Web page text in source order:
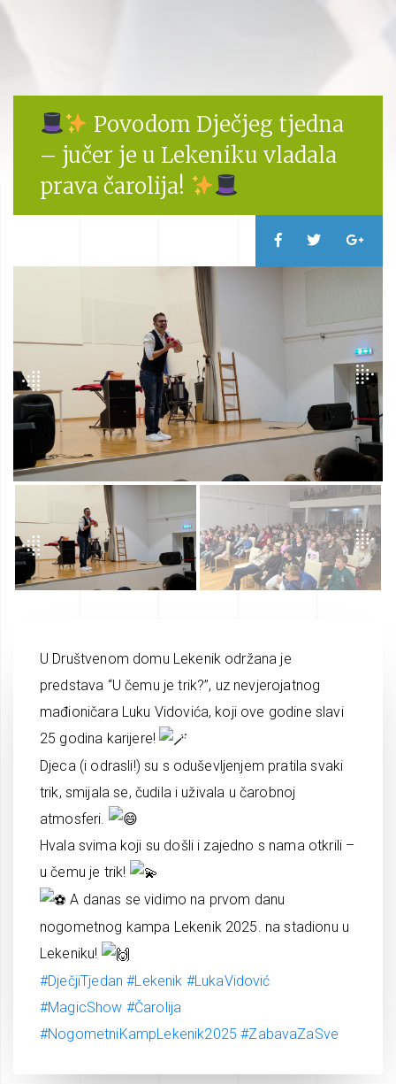
Povodom Dječjeg tjedna
– jučer je u Lekeniku vladala
prava čarolija!
U Društvenom domu Lekenik održana je
predstava “U čemu je trik?”, uz nevjerojatnog
mađioničara Luku Vidovića, koji ove godine slavi
25 godina karijere!
Djeca (i odrasli!) su s oduševljenjem pratila svaki
trik, smijala se, čudila i uživala u čarobnoj
atmosferi.
Hvala svima koji su došli i zajedno s nama otkrili –
u čemu je trik!
A danas se vidimo na prvom danu
nogometnog kampa Lekenik 2025. na stadionu u
Lekeniku!
#DječjiTjedan #Lekenik #LukaVidović
#MagicShow #Čarolija
#NogometniKampLekenik2025 #ZabavaZaSve